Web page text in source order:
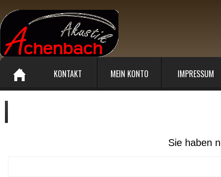
KONTAKT MEIN KONTO IMPRESSUM
Sie haben